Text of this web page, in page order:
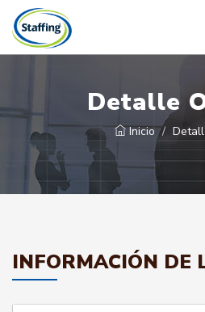
Detalle
Inicio
INFORMACIÓN DE